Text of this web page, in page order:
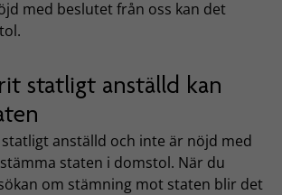
med beslutet från oss kan det
statligt anställd kan
anställd och inte är nöjd med
staten i domstol. När du
om stämning mot staten blir det